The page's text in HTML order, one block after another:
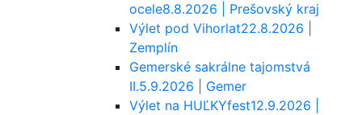
ocele8.8.2026 | Prešovský kraj
Výlet pod Vihorlat22.8.2026 |
Zemplín
Gemerské sakrálne tajomstvá
II.5.9.2026 | Gemer
Výlet na HUĽKYfest12.9.2026 |